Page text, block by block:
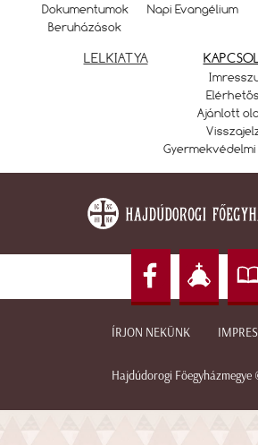
Dokumentumok
Beruházások
Napi Evangélium
LELKIATYA
Ajánlott
ÍRJON NEKÜNK
Hajdúdorogi